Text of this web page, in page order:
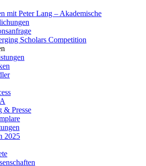
mit Peter Lang – Akademische
Scholars Competition
& Presse
2025